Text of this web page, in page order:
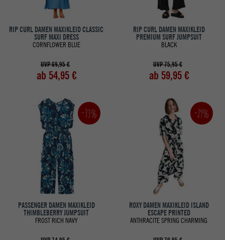
RIP CURL DAMEN MAXIKLEID CLASSIC
SURF MAXI DRESS
CORNFLOWER BLUE
UVP 69,95 €
ab 54,95 €
RIP CURL DAMEN MAXIKLEID
PREMIUM SURF JUMPSUIT
BLACK
UVP 75,95 €
ab 59,95 €
-33%
PASSENGER DAMEN MAXIKLEID
THIMBLEBERRY JUMPSUIT
FROST RICH NAVY
-19%
ROXY DAMEN MAXIKLEID ISLAND
ESCAPE PRINTED
ANTHRACITE SPRING CHARMING